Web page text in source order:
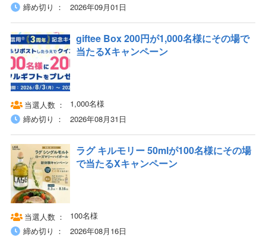
締め切り
2026年09月01日
giftee Box 200円が1,000名様にその場で
当たるXキャンペーン
当選人数
1,000名様
締め切り
2026年08月31日
ラグ キルモリー 50mlが100名様にその場
で当たるXキャンペーン
当選人数
100名様
締め切り
2026年08月16日